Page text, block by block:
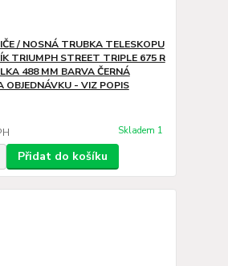
/ NOSNÁ TRUBKA TELESKOPU
TRIUMPH STREET TRIPLE 675 R
488 MM BARVA ČERNÁ
OBJEDNÁVKU - VIZ POPIS
Skladem 1
Přidat do košíku